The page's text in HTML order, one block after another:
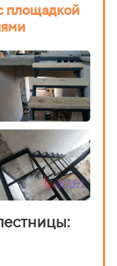
площадкой